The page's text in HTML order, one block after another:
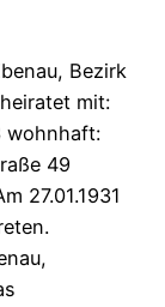
Bezirk
mit:
wohnhaft:
49
27.01.1931